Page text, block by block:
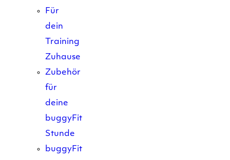
Für
dein
Training
Zuhause
Zubehör
für
deine
buggyFit
Stunde
buggyFit